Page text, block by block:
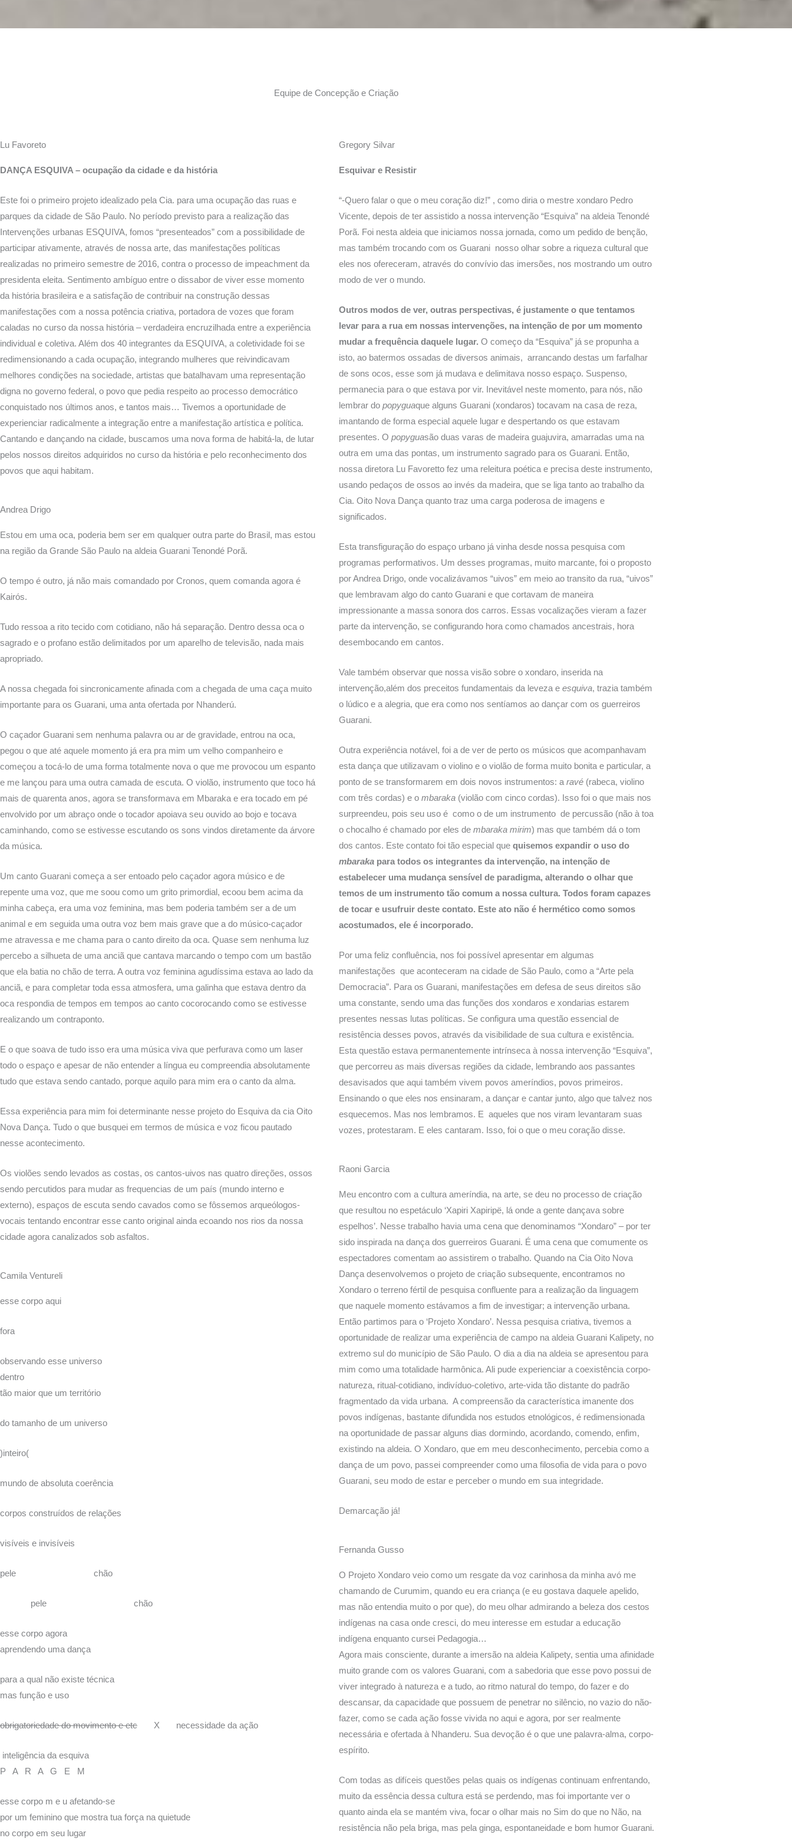
Equipe de Concepção e Criação
Lu Favoreto
DANÇA ESQUIVA – ocupação da cidade e da história
Este foi o primeiro projeto idealizado pela Cia. para uma ocupação das ruas e
parques da cidade de São Paulo. No período previsto para a realização das
Intervenções urbanas ESQUIVA, fomos “presenteados” com a possibilidade de
participar ativamente, através de nossa arte, das manifestações políticas
realizadas no primeiro semestre de 2016, contra o processo de impeachment da
presidenta eleita. Sentimento ambíguo entre o dissabor de viver esse momento
da história brasileira e a satisfação de contribuir na construção dessas
manifestações com a nossa potência criativa, portadora de vozes que foram
caladas no curso da nossa história – verdadeira encruzilhada entre a experiência
individual e coletiva. Além dos 40 integrantes da ESQUIVA, a coletividade foi se
redimensionando a cada ocupação, integrando mulheres que reivindicavam
melhores condições na sociedade, artistas que batalhavam uma representação
digna no governo federal, o povo que pedia respeito ao processo democrático
conquistado nos últimos anos, e tantos mais… Tivemos a oportunidade de
experienciar radicalmente a integração entre a manifestação artística e política.
Cantando e dançando na cidade, buscamos uma nova forma de habitá-la, de lutar
pelos nossos direitos adquiridos no curso da história e pelo reconhecimento dos
povos que aqui habitam.
Andrea Drigo
Estou em uma oca, poderia bem ser em qualquer outra parte do Brasil, mas estou
na região da Grande São Paulo na aldeia Guarani Tenondé Porã.
O tempo é outro, já não mais comandado por Cronos, quem comanda agora é
Kairós.
Tudo ressoa a rito tecido com cotidiano, não há separação. Dentro dessa oca o
sagrado e o profano estão delimitados por um aparelho de televisão, nada mais
apropriado.
A nossa chegada foi sincronicamente afinada com a chegada de uma caça muito
importante para os Guarani, uma anta ofertada por Nhanderú.
O caçador Guarani sem nenhuma palavra ou ar de gravidade, entrou na oca,
pegou o que até aquele momento já era pra mim um velho companheiro e
começou a tocá-lo de uma forma totalmente nova o que me provocou um espanto
e me lançou para uma outra camada de escuta. O violão, instrumento que toco há
mais de quarenta anos, agora se transformava em Mbaraka e era tocado em pé
envolvido por um abraço onde o tocador apoiava seu ouvido ao bojo e tocava
caminhando, como se estivesse escutando os sons vindos diretamente da árvore
da música.
Um canto Guarani começa a ser entoado pelo caçador agora músico e de
repente uma voz, que me soou como um grito primordial, ecoou bem acima da
minha cabeça, era uma voz feminina, mas bem poderia também ser a de um
animal e em seguida uma outra voz bem mais grave que a do músico-caçador
me atravessa e me chama para o canto direito da oca. Quase sem nenhuma luz
percebo a silhueta de uma anciã que cantava marcando o tempo com um bastão
que ela batia no chão de terra. A outra voz feminina agudíssima estava ao lado da
anciã, e para completar toda essa atmosfera, uma galinha que estava dentro da
oca respondia de tempos em tempos ao canto cocorocando como se estivesse
realizando um contraponto.
E o que soava de tudo isso era uma música viva que perfurava como um laser
todo o espaço e apesar de não entender a língua eu compreendia absolutamente
tudo que estava sendo cantado, porque aquilo para mim era o canto da alma.
Essa experiência para mim foi determinante nesse projeto do Esquiva da cia Oito
Nova Dança. Tudo o que busquei em termos de música e voz ficou pautado
nesse acontecimento.
Os violões sendo levados as costas, os cantos-uivos nas quatro direções, ossos
sendo percutidos para mudar as frequencias de um país (mundo interno e
externo), espaços de escuta sendo cavados como se fôssemos arqueólogos-
vocais tentando encontrar esse canto original ainda ecoando nos rios da nossa
cidade agora canalizados sob asfaltos.
Camila Ventureli
esse corpo aqui
fora
observando esse universo
dentro
tão maior que um território
do tamanho de um universo
)inteiro(
mundo de absoluta coerência
corpos construídos de relações
visíveis e invisíveis
pele chão
pele chão
esse corpo agora
aprendendo uma dança
para a qual não existe técnica
mas função e uso
obrigatoriedade do movimento e etc X necessidade da ação
inteligência da esquiva
P A R A G E M
esse corpo m e u afetando-se
por um feminino que mostra tua força na quietude
no corpo em seu lugar
Gregory Silvar
Esquivar e Resistir
“-Quero falar o que o meu coração diz!” , como diria o mestre xondaro Pedro
Vicente, depois de ter assistido a nossa intervenção “Esquiva” na aldeia Tenondé
Porã. Foi nesta aldeia que iniciamos nossa jornada, como um pedido de benção,
mas também trocando com os Guarani nosso olhar sobre a riqueza cultural que
eles nos ofereceram, através do convívio das imersões, nos mostrando um outro
modo de ver o mundo.
Outros modos de ver, outras perspectivas, é justamente o que tentamos
levar para a rua em nossas intervenções, na intenção de por um momento
mudar a frequência daquele lugar. O começo da “Esquiva” já se propunha a
isto, ao batermos ossadas de diversos animais, arrancando destas um farfalhar
de sons ocos, esse som já mudava e delimitava nosso espaço. Suspenso,
permanecia para o que estava por vir. Inevitável neste momento, para nós, não
lembrar do popyguaque alguns Guarani (xondaros) tocavam na casa de reza,
imantando de forma especial aquele lugar e despertando os que estavam
presentes. O popyguasão duas varas de madeira guajuvira, amarradas uma na
outra em uma das pontas, um instrumento sagrado para os Guarani. Então,
nossa diretora Lu Favoretto fez uma releitura poética e precisa deste instrumento,
usando pedaços de ossos ao invés da madeira, que se liga tanto ao trabalho da
Cia. Oito Nova Dança quanto traz uma carga poderosa de imagens e
significados.
Esta transfiguração do espaço urbano já vinha desde nossa pesquisa com
programas performativos. Um desses programas, muito marcante, foi o proposto
por Andrea Drigo, onde vocalizávamos “uivos” em meio ao transito da rua, “uivos”
que lembravam algo do canto Guarani e que cortavam de maneira
impressionante a massa sonora dos carros. Essas vocalizações vieram a fazer
parte da intervenção, se configurando hora como chamados ancestrais, hora
desembocando em cantos.
Vale também observar que nossa visão sobre o xondaro, inserida na
intervenção,além dos preceitos fundamentais da leveza e esquiva, trazia também
o lúdico e a alegria, que era como nos sentíamos ao dançar com os guerreiros
Guarani.
Outra experiência notável, foi a de ver de perto os músicos que acompanhavam
esta dança que utilizavam o violino e o violão de forma muito bonita e particular, a
ponto de se transformarem em dois novos instrumentos: a ravé (rabeca, violino
com três cordas) e o mbaraka (violão com cinco cordas). Isso foi o que mais nos
surpreendeu, pois seu uso é como o de um instrumento de percussão (não à toa
o chocalho é chamado por eles de mbaraka mirim) mas que também dá o tom
dos cantos. Este contato foi tão especial que quisemos expandir o uso do
mbaraka para todos os integrantes da intervenção, na intenção de
estabelecer uma mudança sensível de paradigma, alterando o olhar que
temos de um instrumento tão comum a nossa cultura. Todos foram capazes
de tocar e usufruir deste contato. Este ato não é hermético como somos
acostumados, ele é incorporado.
Por uma feliz confluência, nos foi possível apresentar em algumas
manifestações que aconteceram na cidade de São Paulo, como a “Arte pela
Democracia”. Para os Guarani, manifestações em defesa de seus direitos são
uma constante, sendo uma das funções dos xondaros e xondarias estarem
presentes nessas lutas políticas. Se configura uma questão essencial de
resistência desses povos, através da visibilidade de sua cultura e existência.
Esta questão estava permanentemente intrínseca à nossa intervenção “Esquiva”,
que percorreu as mais diversas regiões da cidade, lembrando aos passantes
desavisados que aqui também vivem povos ameríndios, povos primeiros.
Ensinando o que eles nos ensinaram, a dançar e cantar junto, algo que talvez nos
esquecemos. Mas nos lembramos. E aqueles que nos viram levantaram suas
vozes, protestaram. E eles cantaram. Isso, foi o que o meu coração disse.
Raoni Garcia
Meu encontro com a cultura ameríndia, na arte, se deu no processo de criação
que resultou no espetáculo ‘Xapiri Xapiripë, lá onde a gente dançava sobre
espelhos’. Nesse trabalho havia uma cena que denominamos “Xondaro” – por ter
sido inspirada na dança dos guerreiros Guarani. É uma cena que comumente os
espectadores comentam ao assistirem o trabalho. Quando na Cia Oito Nova
Dança desenvolvemos o projeto de criação subsequente, encontramos no
Xondaro o terreno fértil de pesquisa confluente para a realização da linguagem
que naquele momento estávamos a fim de investigar; a intervenção urbana.
Então partimos para o ‘Projeto Xondaro’. Nessa pesquisa criativa, tivemos a
oportunidade de realizar uma experiência de campo na aldeia Guarani Kalipety, no
extremo sul do município de São Paulo. O dia a dia na aldeia se apresentou para
mim como uma totalidade harmônica. Ali pude experienciar a coexistência corpo-
natureza, ritual-cotidiano, indivíduo-coletivo, arte-vida tão distante do padrão
fragmentado da vida urbana. A compreensão da característica imanente dos
povos indígenas, bastante difundida nos estudos etnológicos, é redimensionada
na oportunidade de passar alguns dias dormindo, acordando, comendo, enfim,
existindo na aldeia. O Xondaro, que em meu desconhecimento, percebia como a
dança de um povo, passei compreender como uma filosofia de vida para o povo
Guarani, seu modo de estar e perceber o mundo em sua integridade.
Demarcação já!
Fernanda Gusso
O Projeto Xondaro veio como um resgate da voz carinhosa da minha avó me
chamando de Curumim, quando eu era criança (e eu gostava daquele apelido,
mas não entendia muito o por que), do meu olhar admirando a beleza dos cestos
indígenas na casa onde cresci, do meu interesse em estudar a educação
indígena enquanto cursei Pedagogia…
Agora mais consciente, durante a imersão na aldeia Kalipety, sentia uma afinidade
muito grande com os valores Guarani, com a sabedoria que esse povo possui de
viver integrado à natureza e a tudo, ao ritmo natural do tempo, do fazer e do
descansar, da capacidade que possuem de penetrar no silêncio, no vazio do não-
fazer, como se cada ação fosse vivida no aqui e agora, por ser realmente
necessária e ofertada à Nhanderu. Sua devoção é o que une palavra-alma, corpo-
espírito.
Com todas as difíceis questões pelas quais os indígenas continuam enfrentando,
muito da essência dessa cultura está se perdendo, mas foi importante ver o
quanto ainda ela se mantém viva, focar o olhar mais no Sim do que no Não, na
resistência não pela briga, mas pela ginga, espontaneidade e bom humor Guarani.